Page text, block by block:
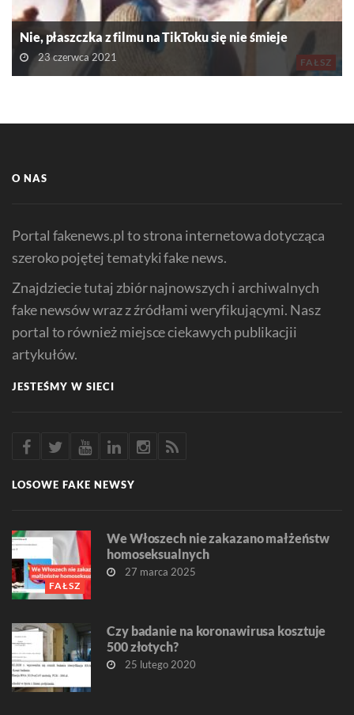
FAŁSZ
Nie, płaszczka z filmu na TikToku się nie śmieje
23 czerwca 2021
O NAS
Portal fakenews.pl to strona internetowa dotycząca
szeroko pojętej tematyki fake news.
Znajdziecie tutaj zbiór najnowszych i archiwalnych
fake newsów wraz z źródłami weryfikującymi. Nasz
portal to również miejsce ciekawych publikacjii
artykułów.
JESTEŚMY W SIECI
LOSOWE FAKE NEWSY
FAŁSZ
We Włoszech nie zakazano małżeństw
homoseksualnych
27 marca 2025
Czy badanie na koronawirusa kosztuje
500 złotych?
25 lutego 2020